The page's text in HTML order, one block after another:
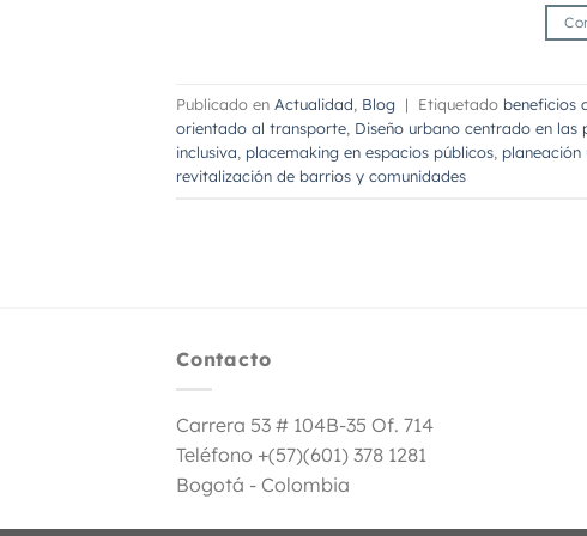
Publicado en Actualidad, Blog | Etiquetado beneficios
orientado al transporte, Diseño urbano centrado en las
inclusiva, placemaking en espacios públicos, planeación
revitalización de barrios y comunidades
Contacto
Carrera 53 # 104B-35 Of. 714
Teléfono +(57)(601) 378 1281
Bogotá - Colombia